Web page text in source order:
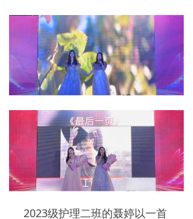
2023级护理二班的聂婷以一首